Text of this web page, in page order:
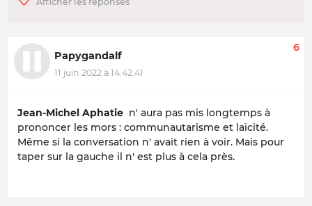
Papygandalf
11 juin 2022 à 14:42:41
6
Jean-Michel Aphatie n' aura pas mis longtemps à
prononcer les mors : communautarisme et laïcité.
Même si la conversation n' avait rien à voir. Mais pour
taper sur la gauche il n' est plus à cela près.